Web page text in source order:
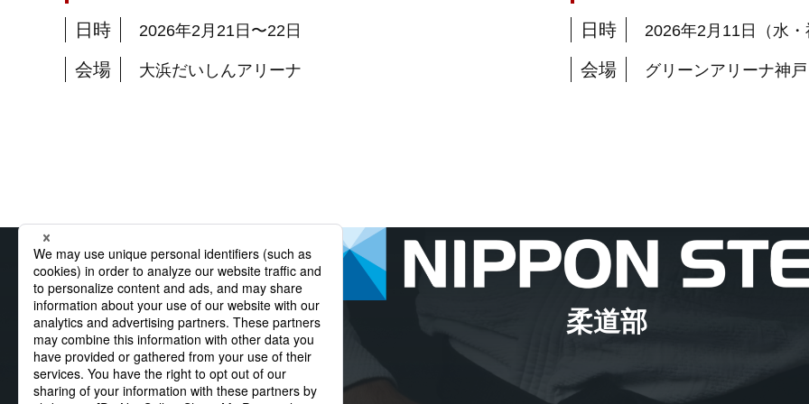
日時 2026年2月21日〜22日
会場 大浜だいしんアリーナ
日時 2026年2月11日（水
会場 グリーンアリーナ神戸
柔道部